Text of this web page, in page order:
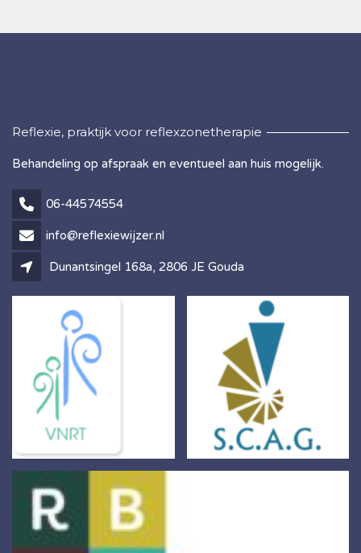
Reflexie, praktijk voor reflexzonetherapie
Behandeling op afspraak en eventueel aan huis mogelijk.
06-44574554
info@reflexiewijzer.nl
Dunantsingel 168a, 2806 JE Gouda